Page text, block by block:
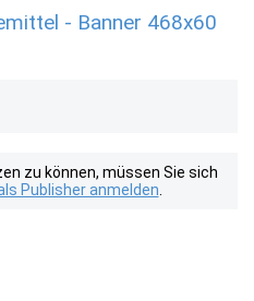
- Banner 468x60
zu können, müssen Sie sich
Publisher anmelden